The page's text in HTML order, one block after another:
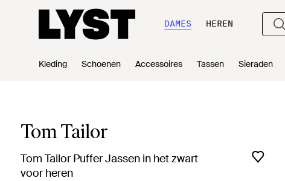
DAMES HEREN
Kleding Schoenen Accessoires Tassen Sieraden
Tom Tailor
Tom Tailor Puffer Jassen in het zwart
voor heren